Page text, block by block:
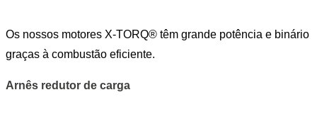
Os nossos motores X-TORQ® têm grande potência e binário
graças à combustão eficiente.
Arnês redutor de carga